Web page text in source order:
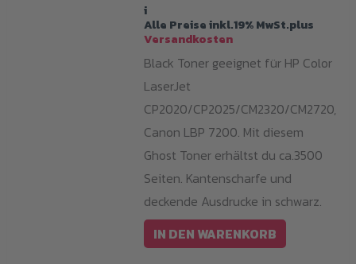
i
Alle Preise inkl.19% MwSt.plus
Versandkosten
Black Toner geeignet für HP Color
LaserJet
CP2020/CP2025/CM2320/CM2720,
Canon LBP 7200. Mit diesem
Ghost Toner erhältst du ca.3500
Seiten. Kantenscharfe und
deckende Ausdrucke in schwarz.
IN DEN WARENKORB